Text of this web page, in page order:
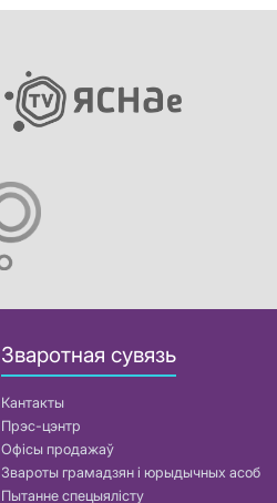
Зваротная сувязь
Кантакты
Прэс-цэнтр
Офісы продажаў
Звароты грамадзян і юрыдычных асоб
Пытанне спецыялісту